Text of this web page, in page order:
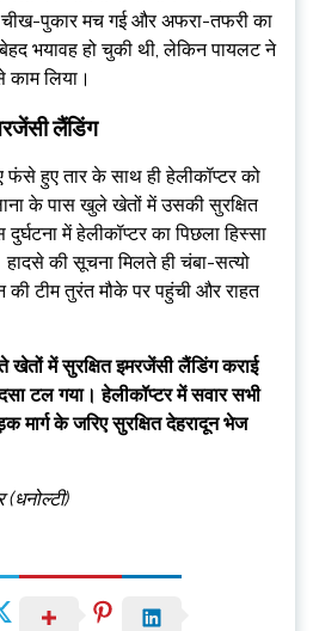
पुकार मच गई और अफरा-तफरी का
बेहद भयावह हो चुकी थी, लेकिन पायलट ने
लिया।
लैंडिंग
हुए तार के साथ ही हेलीकॉप्टर को
के पास खुले खेतों में उसकी सुरक्षित
में हेलीकॉप्टर का पिछला हिस्सा
हादसे की सूचना मिलते ही चंबा-सत्यो
टीम तुरंत मौके पर पहुंची और राहत
में सुरक्षित इमरजेंसी लैंडिंग कराई
टल गया। हेलीकॉप्टर में सवार सभी
मार्ग के जरिए सुरक्षित देहरादून भेज
(धनोल्टी)